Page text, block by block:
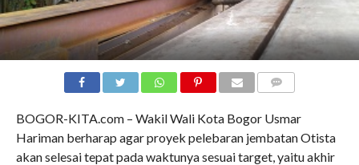
BOGOR-KITA.com – Wakil Wali Kota Bogor Usmar
Hariman berharap agar proyek pelebaran jembatan Otista
akan selesai tepat pada waktunya sesuai target, yaitu akhir